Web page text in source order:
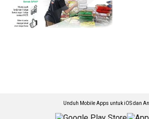
Unduh Mobile Apps untuk iOS dan